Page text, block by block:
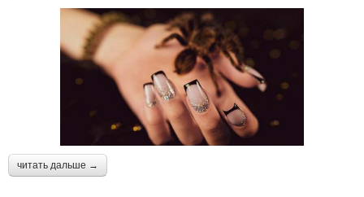
читать дальше →